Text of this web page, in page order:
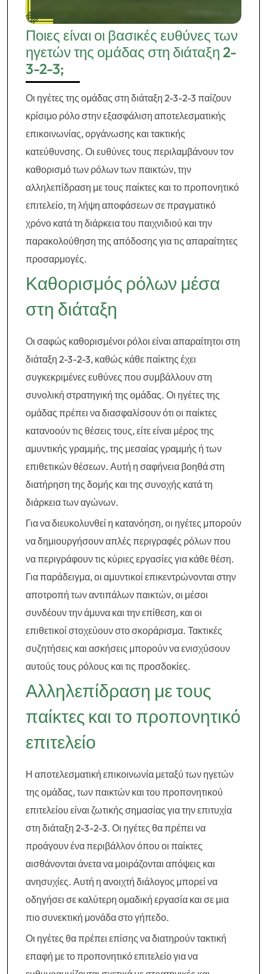
Ποιες είναι οι βασικές ευθύνες των
ηγετών της ομάδας στη διάταξη 2-
3-2-3;
Οι ηγέτες της ομάδας στη διάταξη 2-3-2-3 παίζουν
κρίσιμο ρόλο στην εξασφάλιση αποτελεσματικής
επικοινωνίας, οργάνωσης και τακτικής
κατεύθυνσης. Οι ευθύνες τους περιλαμβάνουν τον
καθορισμό των ρόλων των παικτών, την
αλληλεπίδραση με τους παίκτες και το προπονητικό
επιτελείο, τη λήψη αποφάσεων σε πραγματικό
χρόνο κατά τη διάρκεια του παιχνιδιού και την
παρακολούθηση της απόδοσης για τις απαραίτητες
προσαρμογές.
Καθορισμός ρόλων μέσα
στη διάταξη
Οι σαφώς καθορισμένοι ρόλοι είναι απαραίτητοι στη
διάταξη 2-3-2-3, καθώς κάθε παίκτης έχει
συγκεκριμένες ευθύνες που συμβάλλουν στη
συνολική στρατηγική της ομάδας. Οι ηγέτες της
ομάδας πρέπει να διασφαλίσουν ότι οι παίκτες
κατανοούν τις θέσεις τους, είτε είναι μέρος της
αμυντικής γραμμής, της μεσαίας γραμμής ή των
επιθετικών θέσεων. Αυτή η σαφήνεια βοηθά στη
διατήρηση της δομής και της συνοχής κατά τη
διάρκεια των αγώνων.
Για να διευκολυνθεί η κατανόηση, οι ηγέτες μπορούν
να δημιουργήσουν απλές περιγραφές ρόλων που
να περιγράφουν τις κύριες εργασίες για κάθε θέση.
Για παράδειγμα, οι αμυντικοί επικεντρώνονται στην
αποτροπή των αντιπάλων παικτών, οι μέσοι
συνδέουν την άμυνα και την επίθεση, και οι
επιθετικοί στοχεύουν στο σκοράρισμα. Τακτικές
συζητήσεις και ασκήσεις μπορούν να ενισχύσουν
αυτούς τους ρόλους και τις προσδοκίες.
Αλληλεπίδραση με τους
παίκτες και το προπονητικό
επιτελείο
Η αποτελεσματική επικοινωνία μεταξύ των ηγετών
της ομάδας, των παικτών και του προπονητικού
επιτελείου είναι ζωτικής σημασίας για την επιτυχία
στη διάταξη 2-3-2-3. Οι ηγέτες θα πρέπει να
προάγουν ένα περιβάλλον όπου οι παίκτες
αισθάνονται άνετα να μοιράζονται απόψεις και
ανησυχίες. Αυτή η ανοιχτή διάλογος μπορεί να
οδηγήσει σε καλύτερη ομαδική εργασία και σε μια
πιο συνεκτική μονάδα στο γήπεδο.
Οι ηγέτες θα πρέπει επίσης να διατηρούν τακτική
επαφή με το προπονητικό επιτελείο για να